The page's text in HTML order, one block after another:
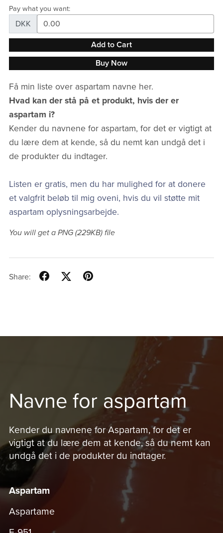
Pay what you want:
DKK
Add to Cart
Buy Now
Få min liste over aspartam navne her.
Hvad kan der stå på et produkt, hvis der er
aspartam i?
Kender du navnene for aspartam, for det er vigtigt at
du lære dem at kende, så du nemt kan undgå det i
de produkter du indtager.
Listen er gratis, men du har mulighed for at donere
et valgfrit beløb til mig oveni, hvis du vil støtte mit
aspartam oplysningsarbejde.
You will get a PNG (229KB)file
Share:
Navne for aspartam
Kender du navnene for Aspartam, for det er
vigtigt at du lære dem at kende, så du nemt kan
undgå det i de produkter du indtager.
Aspartam
Aspartame